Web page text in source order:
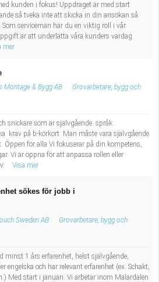
kunden i fokus! Uppdraget är med start
så tveka inte att skicka in din ansökan så
serviceman har du en viktig roll i vår
är att underlätta våra kunders vardag
mer
Montage & Bygg AB
Grovarbetare, bygg och
snickare som är självgående. språk:
krav på b-körkort. Man måste vara självgående
Öppen för alla Vi fokuserar på din kompetens,
Vi är öppna för att anpassa rollen eller
Visa mer
sökes för jobb i
Sweden AB
Grovarbetare, bygg och
minst 1 års erfarenhet, helst självgående,
engelska och har relevant erfarenhet (ex. Schakt,
Med start i januari. Vi arbetar inom Mälardalen